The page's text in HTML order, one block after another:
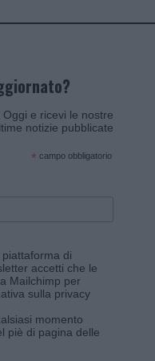
e ricevi le nostre
notizie pubblicate
* campo obbligatorio
di
accetti che le
Mailchimp per
sulla privacy
momento
piè di pagina delle